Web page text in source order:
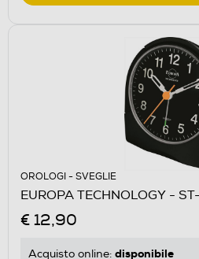
OROLOGI - SVEGLIE
EUROPA TECHNOLOGY -
€ 12,90
Acquisto online: disponibile